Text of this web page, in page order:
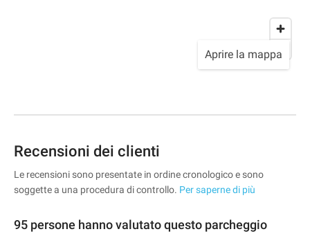
Aprire la mappa
Recensioni dei clienti
Le recensioni sono presentate in ordine cronologico e sono
soggette a una procedura di controllo. Per saperne di più
95 persone hanno valutato questo parcheggio